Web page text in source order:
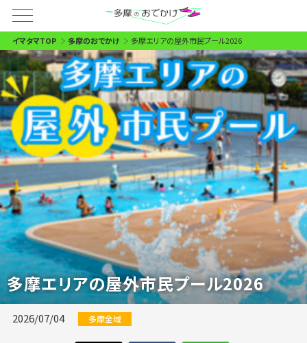
イマタマTOP 多摩のおでかけ 多摩エリアの屋外市民プール2026
多摩エリアの屋外市民プール2026
2026/07/04 多摩全域